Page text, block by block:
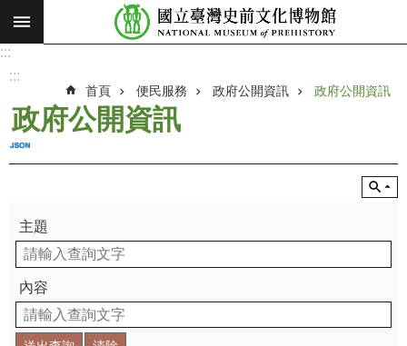
跳到主要內容區塊
搜
願
景
最
新
消
息
參
:::
:::
首頁 便民服務 政府公開資訊 政府公開資訊
政府公開資訊
主題
內容